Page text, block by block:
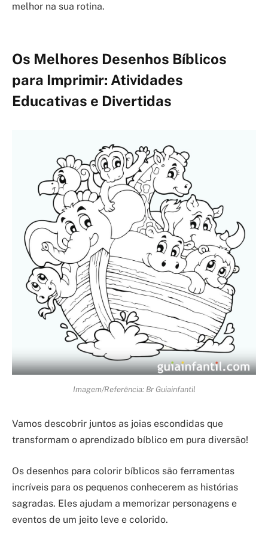
melhor na sua rotina.
Os Melhores Desenhos Bíblicos
para Imprimir: Atividades
Educativas e Divertidas
Imagem/Referência: Br Guiainfantil
Vamos descobrir juntos as joias escondidas que
transformam o aprendizado bíblico em pura diversão!
Os desenhos para colorir bíblicos são ferramentas
incríveis para os pequenos conhecerem as histórias
sagradas. Eles ajudam a memorizar personagens e
eventos de um jeito leve e colorido.